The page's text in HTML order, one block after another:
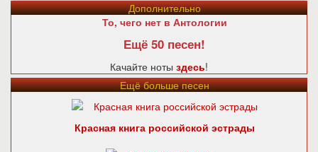
Дополнительно
То, чего нет в Антологии
Ещё 50 песен!
Качайте ноты здесь!
Ещё больше песен
Красная книга российской эстрады